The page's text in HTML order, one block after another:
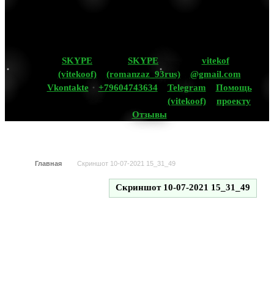
SKYPE
(vitekoof)
SKYPE
(romanzaz_93rus)
vitekof
@gmail.com
Vkontakte
+79604743634
Telegram
(vitekoof)
Помощь
проекту
Отзывы
Главная Скриншот 10-07-2021 15_31_49
Скриншот 10-07-2021 15_31_49